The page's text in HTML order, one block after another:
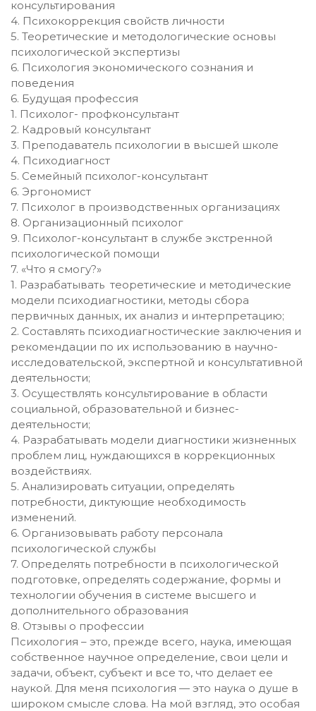
консультирования
4. Психокоррекция свойств личности
5. Теоретические и методологические основы
психологической экспертизы
6. Психология экономического сознания и
поведения
6. Будущая профессия
1. Психолог- профконсультант
2. Кадровый консультант
3. Преподаватель психологии в высшей школе
4. Психодиагност
5. Семейный психолог-консультант
6. Эргономист
7. Психолог в производственных организациях
8. Организационный психолог
9. Психолог-консультант в службе экстренной
психологической помощи
7. «Что я смогу?»
1. Разрабатывать теоретические и методические
модели психодиагностики, методы сбора
первичных данных, их анализ и интерпретацию;
2. Составлять психодиагностические заключения и
рекомендации по их использованию в научно-
исследовательской, экспертной и консультативной
деятельности;
3. Осуществлять консультирование в области
социальной, образовательной и бизнес-
деятельности;
4. Разрабатывать модели диагностики жизненных
проблем лиц, нуждающихся в коррекционных
воздействиях.
5. Анализировать ситуации, определять
потребности, диктующие необходимость
изменений.
6. Организовывать работу персонала
психологической службы
7. Определять потребности в психологической
подготовке, определять содержание, формы и
технологии обучения в системе высшего и
дополнительного образования
8. Отзывы о профессии
Психология – это, прежде всего, наука, имеющая
собственное научное определение, свои цели и
задачи, объект, субъект и все то, что делает ее
наукой. Для меня психология — это наука о душе в
широком смысле слова. На мой взгляд, это особая